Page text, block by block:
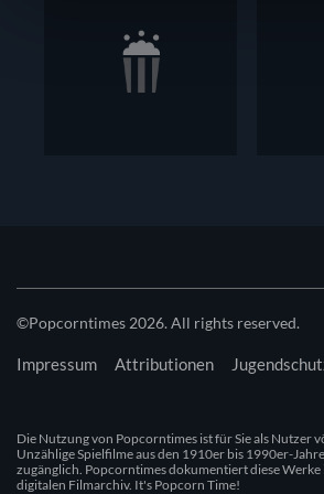
soziale Medien anbieten zu können
unsere Website zu analysieren.
Informationen zu deiner Verwendung
©Popcorntimes 2026. All rights reserved.
Impressum Attributionen
Die Nutzung von Popcorntimes ist für Sie als Nutzer
Unzählige Spielfilme aus den 1910er bis 1990er-
zugänglich. Popcorntimes dokumentiert diese
digitalen Filmarchiv. It's Popcorn Time!